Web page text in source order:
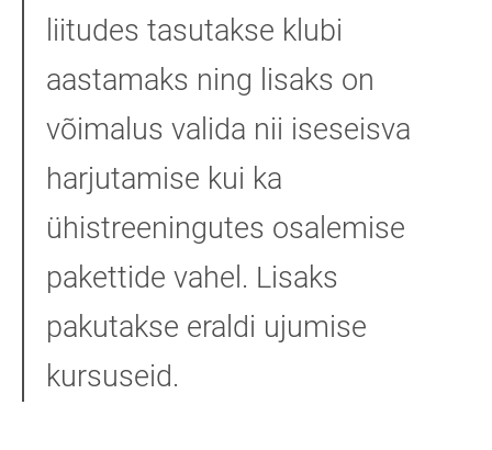
liitudes tasutakse klubi
aastamaks ning lisaks on
võimalus valida nii iseseisva
harjutamise kui ka
ühistreeningutes osalemise
pakettide vahel. Lisaks
pakutakse eraldi ujumise
kursuseid.